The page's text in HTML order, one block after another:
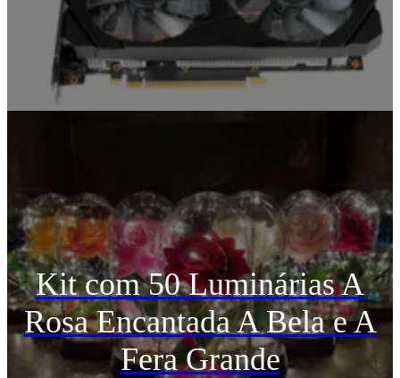
Kit com 50 Luminárias A
Rosa Encantada A Bela e A
Fera Grande